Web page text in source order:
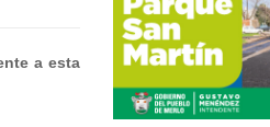
a esta